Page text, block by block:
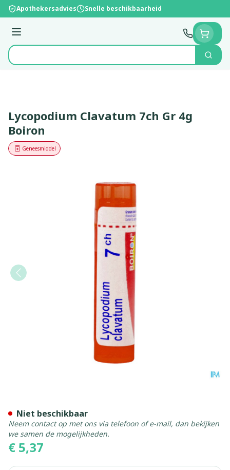
Ga naar de inhoud
Apothekersadvies Snelle beschikbaarheid
Menu
Product, merk, categorie...
Zoek
Lycopodium Clavatum 7ch Gr 4g
Boiron
Geneesmiddel
€ 5,37
Niet beschikbaar
Neem contact op met ons via telefoon of e-mail, dan bekijken
we samen de mogelijkheden.